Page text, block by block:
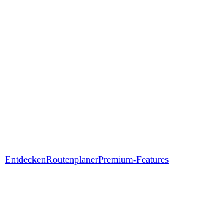
EntdeckenRoutenplanerPremium-Features